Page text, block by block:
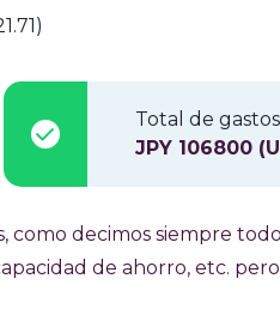
Total de
JPY 106800
como decimos siempre
de ahorro, etc.